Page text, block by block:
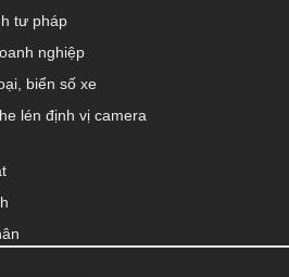
tư pháp
nghiệp
biển số xe
lén định vị camera